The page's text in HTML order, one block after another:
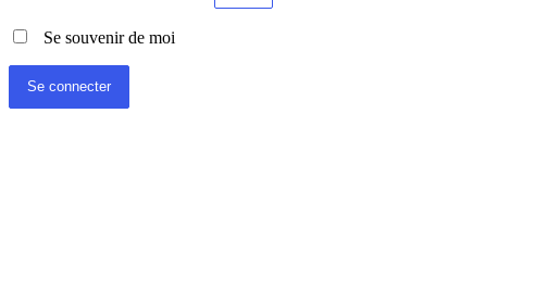
Se souvenir de moi